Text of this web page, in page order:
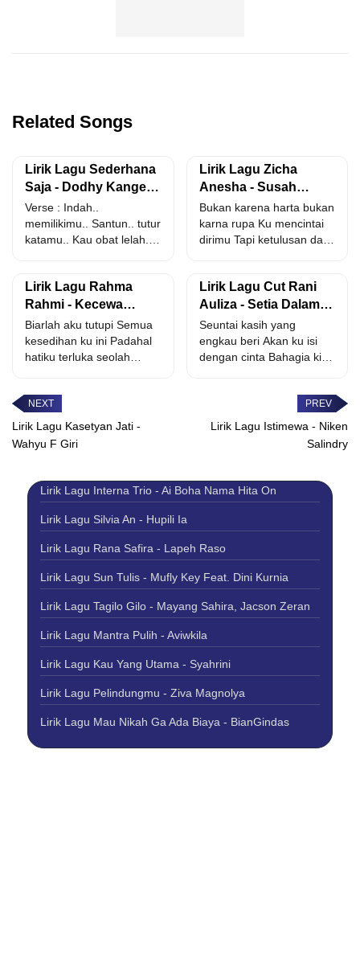
Related Songs
Lirik Lagu Sederhana
Saja - Dodhy Kangen
Feat Ucha
Verse : Indah..
memilikimu.. Santun.. tutur
katamu.. Kau obat lelah..
Lirik Lagu Zicha
Anesha - Susah
Senang Berdua
Bukan karena harta bukan
karna rupa Ku mencintai
dirimu Tapi ketulusan dan
Lirik Lagu Rahma
Rahmi - Kecewa
Kubungkus Tawa
Biarlah aku tutupi Semua
kesedihan ku ini Padahal
hatiku terluka seolah
Lirik Lagu Cut Rani
Auliza - Setia Dalam
Cinta
Seuntai kasih yang
engkau beri Akan ku isi
dengan cinta Bahagia kini
Lirik Lagu Kasetyan Jati -
Wahyu F Giri
Lirik Lagu Istimewa - Niken
Salindry
Lirik Lagu Interna Trio - Ai Boha Nama Hita On
Lirik Lagu Silvia An - Hupili Ia
Lirik Lagu Rana Safira - Lapeh Raso
Lirik Lagu Sun Tulis - Mufly Key Feat. Dini Kurnia
Lirik Lagu Tagilo Gilo - Mayang Sahira, Jacson Zeran
Lirik Lagu Mantra Pulih - Aviwkila
Lirik Lagu Kau Yang Utama - Syahrini
Lirik Lagu Pelindungmu - Ziva Magnolya
Lirik Lagu Mau Nikah Ga Ada Biaya - BianGindas